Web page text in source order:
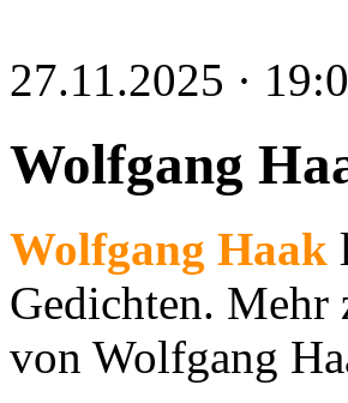
27.11.2025 ·
Wolfgang
Wolfgang Haak
Gedichten. Mehr
von Wolfgang